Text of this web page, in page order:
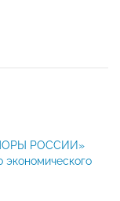
РОССИИ»
экономического